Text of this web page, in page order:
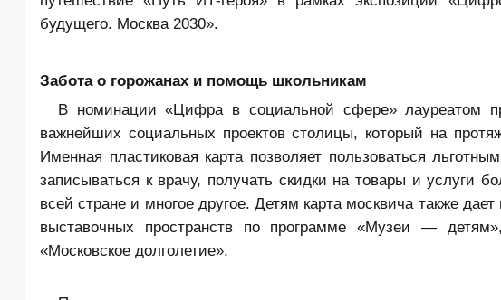
будущего. Москва 2030».
Забота о горожанах и помощь школьникам
В номинации «Цифра в социальной сфере» лауреатом
важнейших социальных проектов столицы, который на
Именная пластиковая карта позволяет пользоваться
записываться к врачу, получать скидки на товары и услуги
всей стране и многое другое. Детям карта москвича также
выставочных пространств по программе «Музеи —
«Московское долголетие».